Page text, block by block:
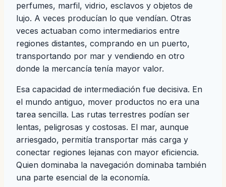
perfumes, marfil, vidrio, esclavos y objetos de
lujo. A veces producían lo que vendían. Otras
veces actuaban como intermediarios entre
regiones distantes, comprando en un puerto,
transportando por mar y vendiendo en otro
donde la mercancía tenía mayor valor.
Esa capacidad de intermediación fue decisiva. En
el mundo antiguo, mover productos no era una
tarea sencilla. Las rutas terrestres podían ser
lentas, peligrosas y costosas. El mar, aunque
arriesgado, permitía transportar más carga y
conectar regiones lejanas con mayor eficiencia.
Quien dominaba la navegación dominaba también
una parte esencial de la economía.